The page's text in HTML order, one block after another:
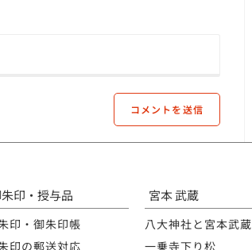
印・授与品
印・御朱印帳
印の郵送対応
宮本 武蔵
八大神社と宮本武蔵
一乗寺下り松